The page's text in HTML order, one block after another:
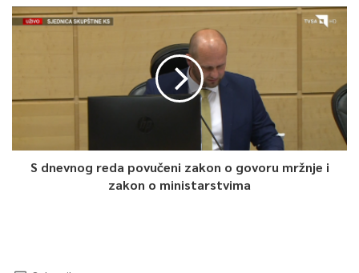
S dnevnog reda povučeni zakon o govoru mržnje i
zakon o ministarstvima